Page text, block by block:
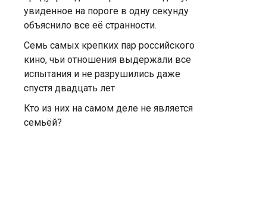
увиденное на пороге в одну секунду
объяснило все её странности.
Семь самых крепких пар российского
кино, чьи отношения выдержали все
испытания и не разрушились даже
спустя двадцать лет
Кто из них на самом деле не является
семьёй?